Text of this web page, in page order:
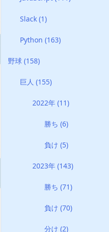
Slack(1)
Python(163)
野球 (158)
巨人(155)
2022年 (11)
勝ち(6)
負け(5)
2023年 (143)
勝ち(71)
負け(70)
分け(2)